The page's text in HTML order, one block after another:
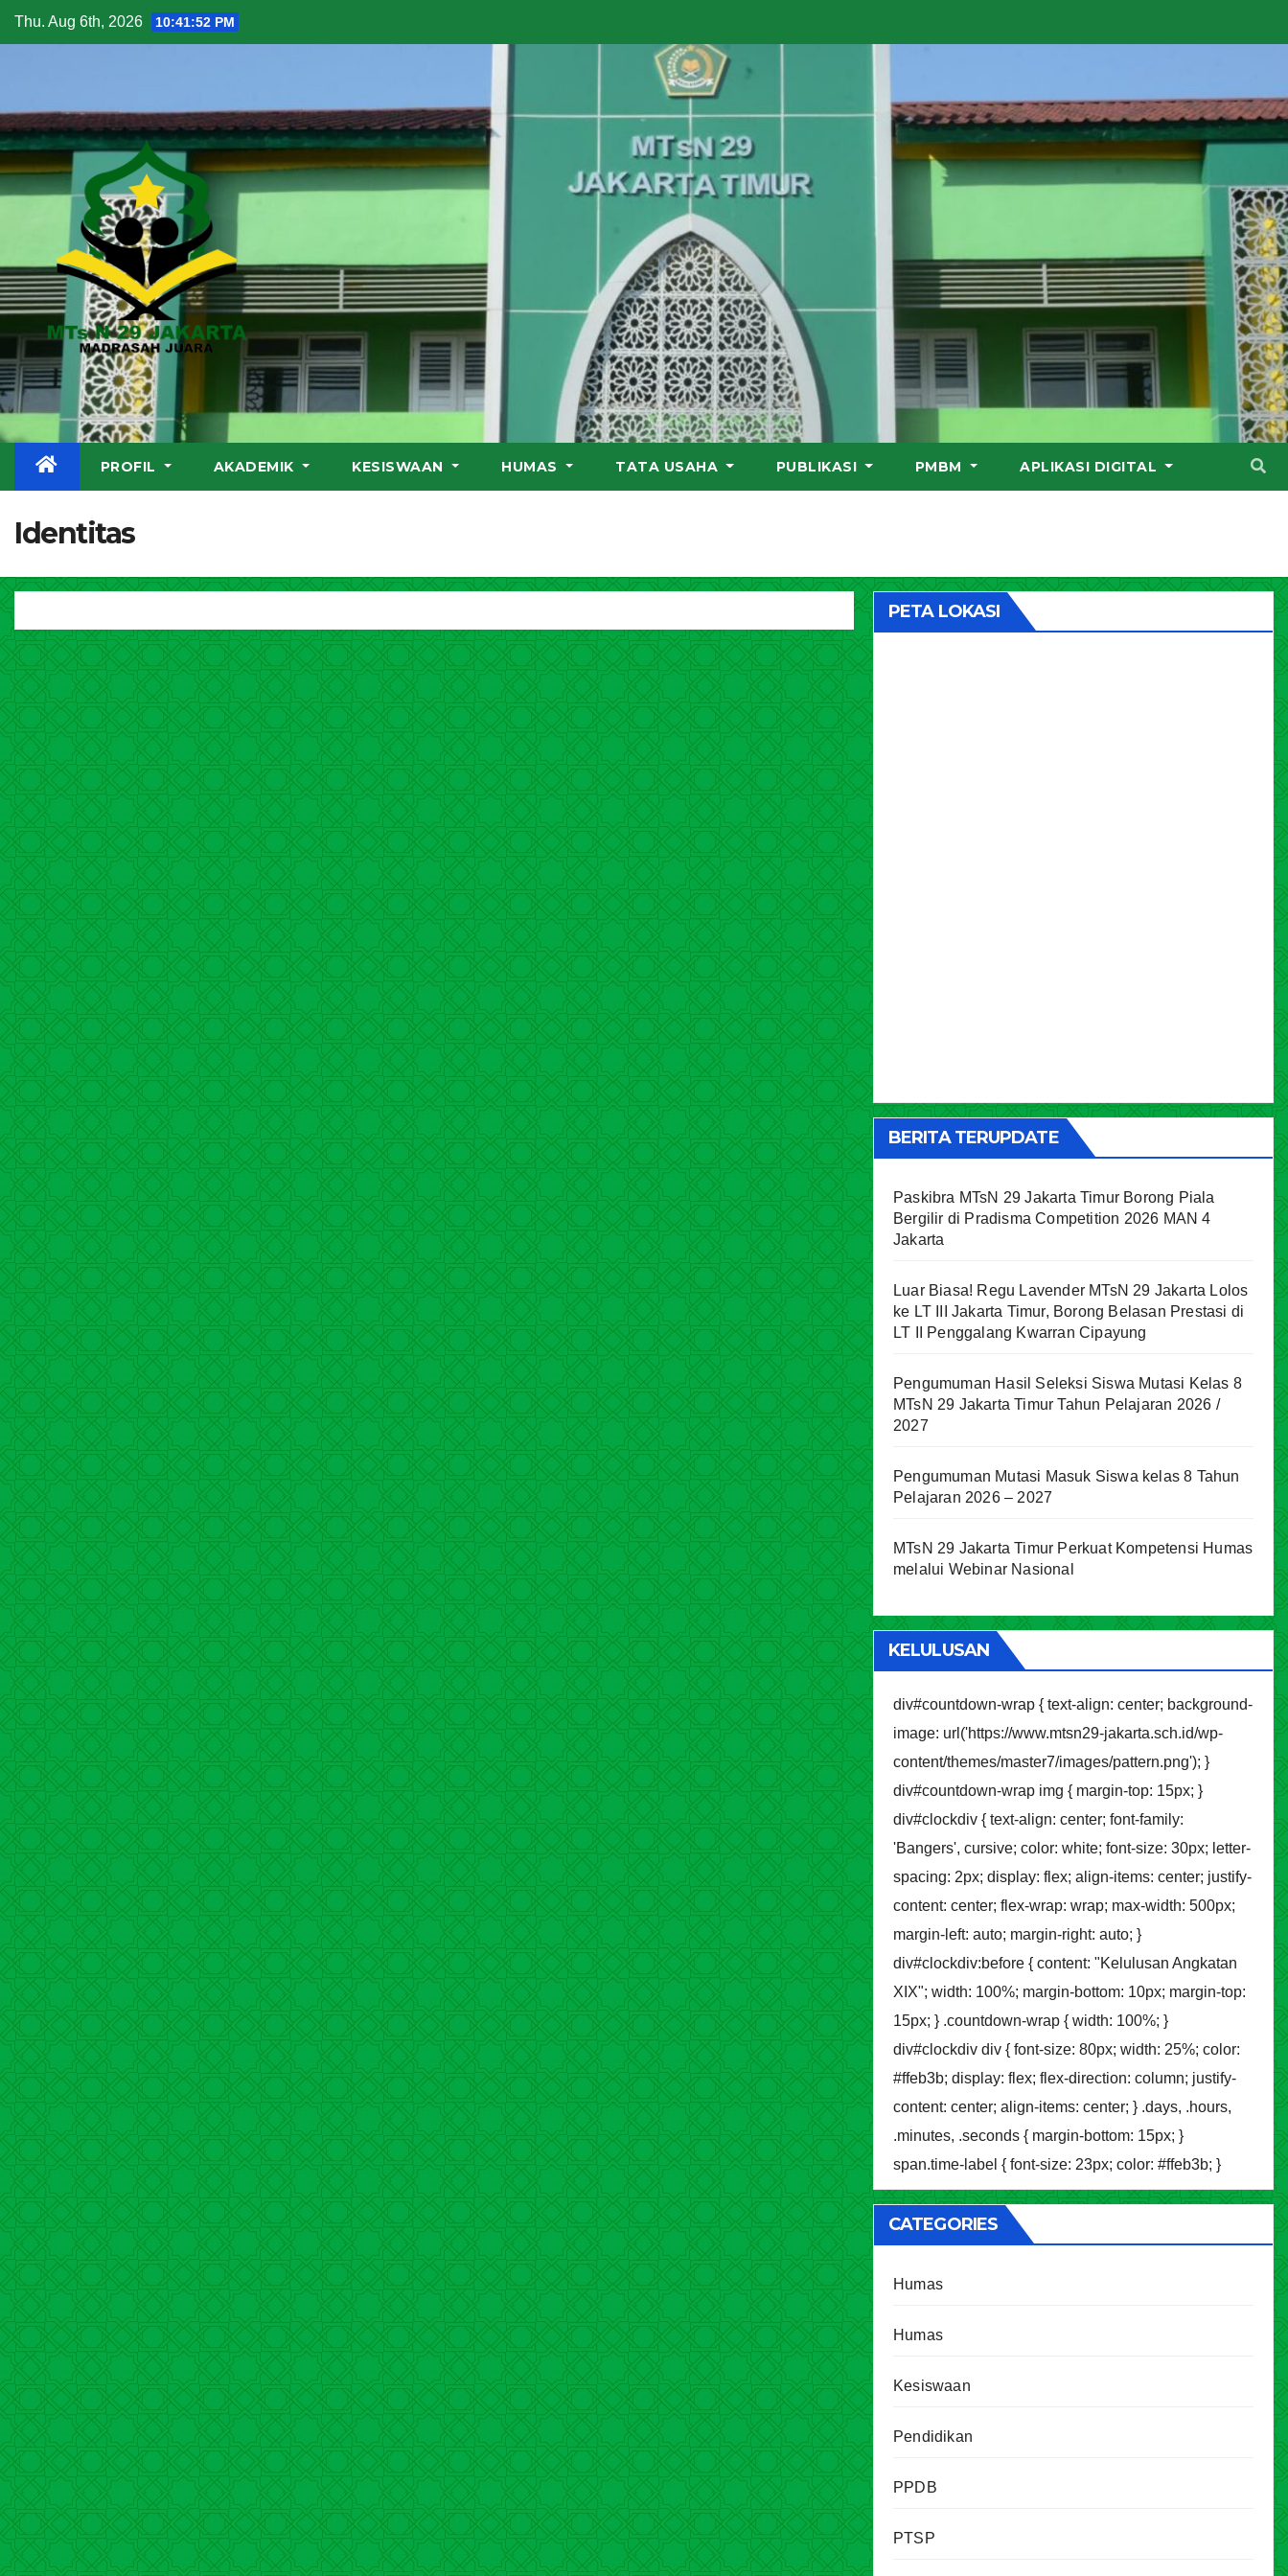
Skip
to
Thu. Aug 6th, 2026 10:41:53 PM
PROFIL AKADEMIK KESISWAAN HUMAS TATA USAHA PUBLIKASI PMBM APLIKASI DIGITAL
Identitas
PETA LOKASI
BERITA TERUPDATE
Paskibra MTsN 29 Jakarta Timur Borong Piala
Bergilir di Pradisma Competition 2026 MAN 4
Jakarta
Luar Biasa! Regu Lavender MTsN 29 Jakarta Lolos
ke LT III Jakarta Timur, Borong Belasan Prestasi di
LT II Penggalang Kwarran Cipayung
Pengumuman Hasil Seleksi Siswa Mutasi Kelas 8
MTsN 29 Jakarta Timur Tahun Pelajaran 2026 /
2027
Pengumuman Mutasi Masuk Siswa kelas 8 Tahun
Pelajaran 2026 – 2027
MTsN 29 Jakarta Timur Perkuat Kompetensi Humas
melalui Webinar Nasional
KELULUSAN
div#countdown-wrap { text-align: center; background-
image: url('https://www.mtsn29-jakarta.sch.id/wp-
content/themes/master7/images/pattern.png'); }
div#countdown-wrap img { margin-top: 15px; }
div#clockdiv { text-align: center; font-family:
'Bangers', cursive; color: white; font-size: 30px; letter-
spacing: 2px; display: flex; align-items: center; justify-
content: center; flex-wrap: wrap; max-width: 500px;
margin-left: auto; margin-right: auto; }
div#clockdiv:before { content: "Kelulusan Angkatan
XIX"; width: 100%; margin-bottom: 10px; margin-top:
15px; } .countdown-wrap { width: 100%; }
div#clockdiv div { font-size: 80px; width: 25%; color:
#ffeb3b; display: flex; flex-direction: column; justify-
content: center; align-items: center; } .days, .hours,
.minutes, .seconds { margin-bottom: 15px; }
span.time-label { font-size: 23px; color: #ffeb3b; }
CATEGORIES
Humas
Humas
Kesiswaan
Pendidikan
PPDB
PTSP